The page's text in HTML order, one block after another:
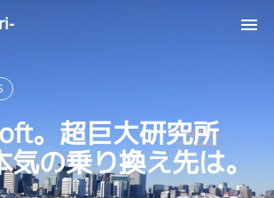
。超巨大研究所
気の乗り換え先は。